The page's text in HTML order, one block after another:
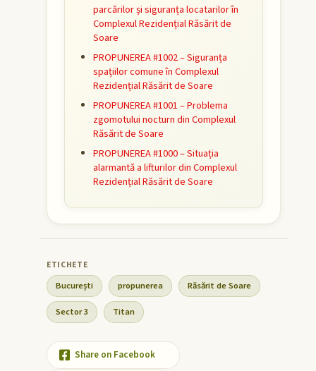
parcărilor și siguranța locatarilor în
Complexul Rezidențial Răsărit de
Soare
PROPUNEREA #1002 – Siguranța
spațiilor comune în Complexul
Rezidențial Răsărit de Soare
PROPUNEREA #1001 – Problema
zgomotului nocturn din Complexul
Răsărit de Soare
PROPUNEREA #1000 – Situația
alarmantă a lifturilor din Complexul
Rezidențial Răsărit de Soare
București propunerea Răsărit de Soare
Sector 3 Titan
Share on Facebook